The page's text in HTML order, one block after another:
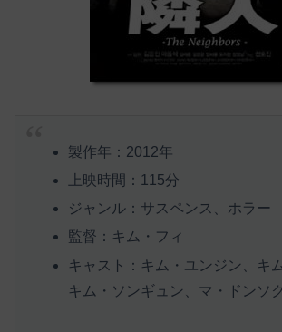
製作年：2012年
上映時間：115分
ジャンル：サスペンス、ホラー
監督：キム・フィ
キャスト：キム・ユンジン、キ
キム・ソンギュン、マ・ドンソ